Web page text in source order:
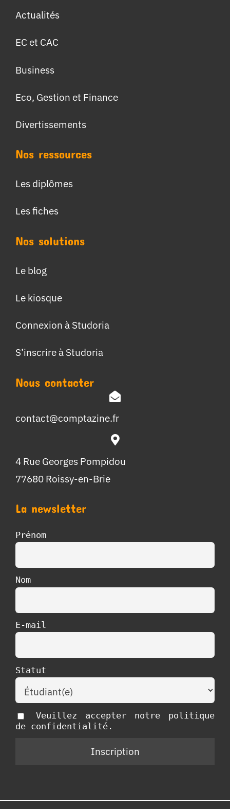
Actualités
EC et CAC
Business
Eco, Gestion et Finance
Divertissements
Nos ressources
Les diplômes
Les fiches
Nos solutions
Le blog
Le kiosque
Connexion à Studoria
S’inscrire à Studoria
Nous contacter
contact@comptazine.fr
4 Rue Georges Pompidou
77680 Roissy-en-Brie
La newsletter
Prénom
Nom
E-mail
Statut
Veuillez accepter notre politique
de confidentialité.